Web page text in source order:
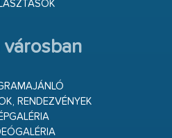
városban
RENDEZVÉNYEK